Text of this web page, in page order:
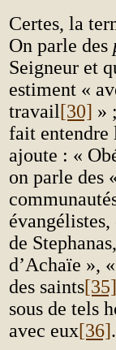
Certes, la
On parle des
Seigneur et
estiment «
travail[30] »
fait entendre
ajoute : «
on parle des
de
d’Achaïe »,
des saints[35]
sous de tels
avec eux[36]